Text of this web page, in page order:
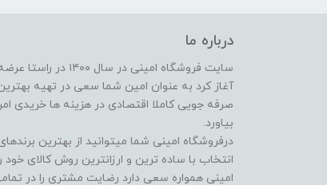
درباره ما
سایت فروشگاه
آغاز کرد به عنوان امین شما سعی در تهیه بهترین
صرفه جویی کاملا اقتصادی در هزینه ها خریدی
بیاورد.
درفروشگاه امینی شما میتوانید از بهترین
انتخاب با ساده ترین و ارزانترین روش کالای
امینی همواره سعی دارد رضایت مشتری را در